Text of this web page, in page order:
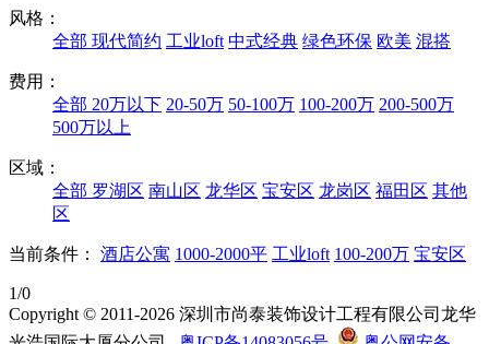
风格：
全部 现代简约 工业loft 中式经典 绿色环保 欧美 混搭
费用：
全部 20万以下 20-50万 50-100万 100-200万 200-500万
500万以上
区域：
全部 罗湖区 南山区 龙华区 宝安区 龙岗区 福田区 其他
区
当前条件： 酒店公寓 1000-2000平 工业loft 100-200万 宝安区
1/0
Copyright © 2011-2026 深圳市尚泰装饰设计工程有限公司龙华